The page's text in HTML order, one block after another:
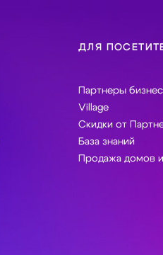
ДЛЯ
Партнеры
Village
Скидки от
База знаний
Продажа домов